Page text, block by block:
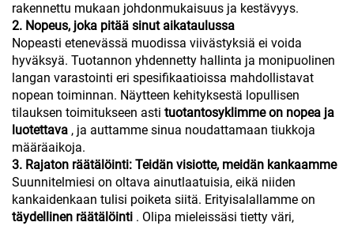
rakennettu mukaan johdonmukaisuus ja kestävyys.
2. Nopeus, joka pitää sinut aikataulussa
Nopeasti etenevässä muodissa viivästyksiä ei voida
hyväksyä. Tuotannon yhdennetty hallinta ja monipuolinen
langan varastointi eri spesifikaatioissa mahdollistavat
nopean toiminnan. Näytteen kehityksestä lopullisen
tilauksen toimitukseen asti tuotantosyklimme on nopea ja
luotettava , ja auttamme sinua noudattamaan tiukkoja
määräaikoja.
3. Rajaton räätälöinti: Teidän visiotte, meidän kankaamme
Suunnitelmiesi on oltava ainutlaatuisia, eikä niiden
kankaidenkaan tulisi poiketa siitä. Erityisalallamme on
täydellinen räätälöinti . Olipa mieleissäsi tietty väri,